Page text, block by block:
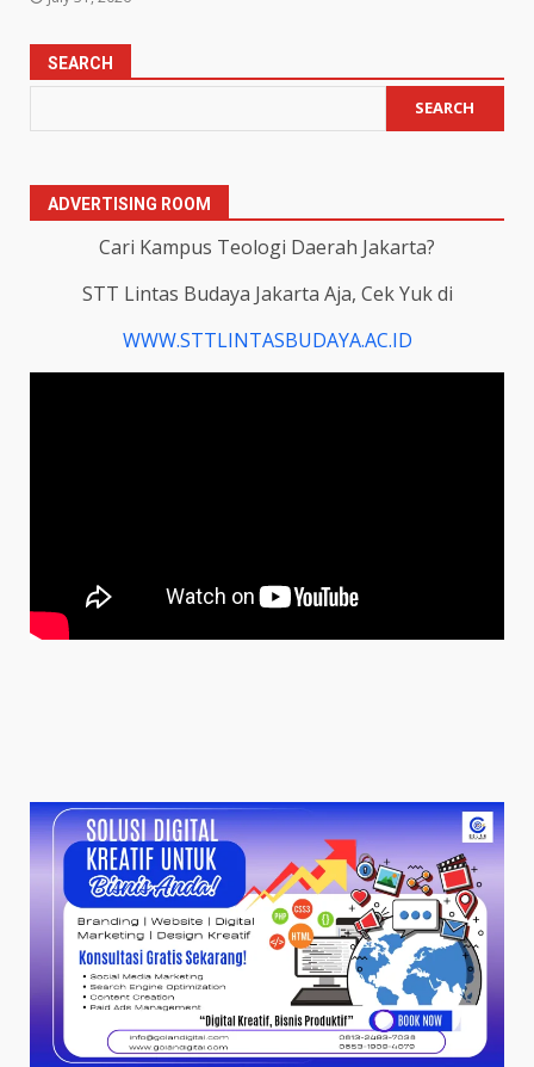
SEARCH
SEARCH
ADVERTISING ROOM
Cari Kampus Teologi Daerah Jakarta?
STT Lintas Budaya Jakarta Aja, Cek Yuk di
WWW.STTLINTASBUDAYA.AC.ID